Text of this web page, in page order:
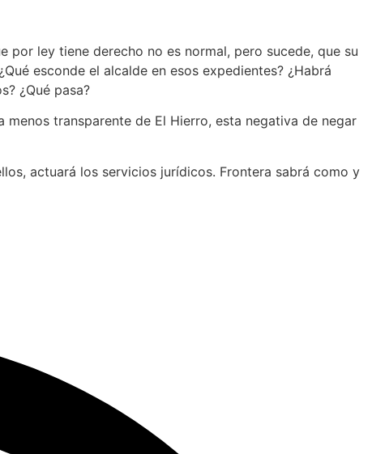
por ley tiene derecho no es normal, pero sucede, que su
esconde el alcalde en esos expedientes? ¿Habrá
¿Qué pasa?
transparente de El Hierro, esta negativa de negar
actuará los servicios jurídicos. Frontera sabrá como y